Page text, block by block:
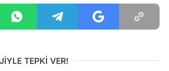
TEPKİ VER!